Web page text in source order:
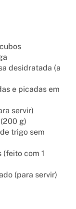
desidratada (a
e picadas em
servir)
g)
trigo sem
com 1
(para servir)